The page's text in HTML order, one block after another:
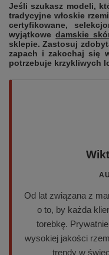
Jeśli szukasz modeli,
tradycyjne włoskie
certyfikowane,
wyjątkowedamskie
sklepie. Zastosuj
zapach i zakochaj się
potrzebuje krzykliwych
Od lat związana z
o to, by każda
torebkę.
wysokiej jakości
trendy w